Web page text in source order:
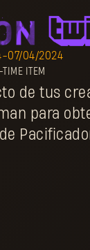
-07/04/2024
TIME ITEM
de tus
para